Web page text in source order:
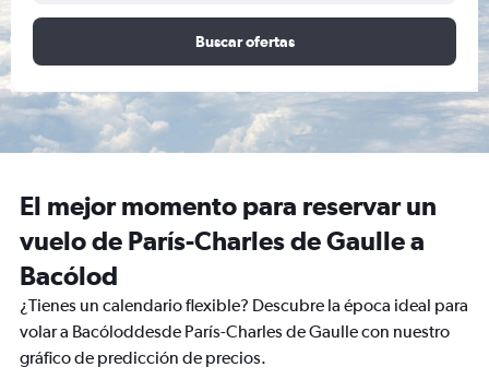
Buscar ofertas
El mejor momento para reservar un
vuelo de París-Charles de Gaulle a
Bacólod
¿Tienes un calendario flexible? Descubre la época ideal para
volar a Bacóloddesde París-Charles de Gaulle con nuestro
gráfico de predicción de precios.